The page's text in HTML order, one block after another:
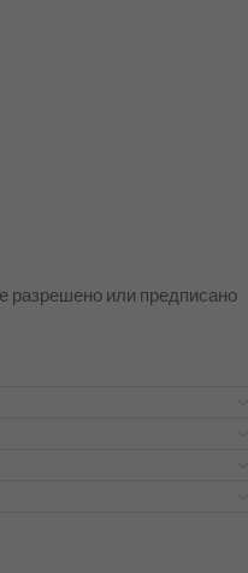
разрешено или предписано